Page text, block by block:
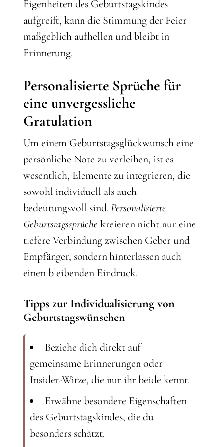
Eigenheiten des Geburtstagskindes
aufgreift, kann die Stimmung der Feier
maßgeblich aufhellen und bleibt in
Erinnerung.
Personalisierte Sprüche für
eine unvergessliche
Gratulation
Um einem Geburtstagsglückwunsch eine
persönliche Note zu verleihen, ist es
wesentlich, Elemente zu integrieren, die
sowohl individuell als auch
bedeutungsvoll sind.Personalisierte
Geburtstagssprüchekreieren nicht nur eine
tiefere Verbindung zwischen Geber und
Empfänger, sondern hinterlassen auch
einen bleibenden Eindruck.
Tipps zur Individualisierung von
Geburtstagswünschen
Beziehe dich direkt auf
gemeinsame Erinnerungen oder
Insider-Witze, die nur ihr beide kennt.
Erwähne besondere Eigenschaften
des Geburtstagskindes, die du
besonders schätzt.